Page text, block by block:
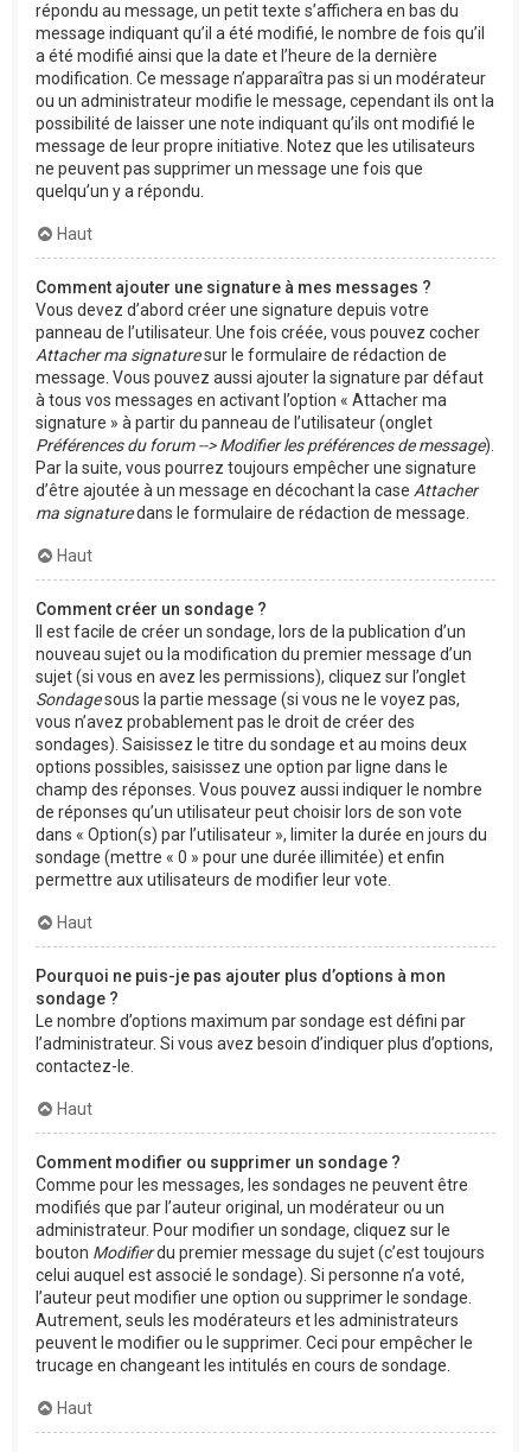
répondu au message, un petit texte s’affichera en bas du
message indiquant qu’il a été modifié, le nombre de fois qu’il
a été modifié ainsi que la date et l’heure de la dernière
modification. Ce message n’apparaîtra pas si un modérateur
ou un administrateur modifie le message, cependant ils ont la
possibilité de laisser une note indiquant qu’ils ont modifié le
message de leur propre initiative. Notez que les utilisateurs
ne peuvent pas supprimer un message une fois que
quelqu’un y a répondu.
Haut
Comment ajouter une signature à mes messages ?
Vous devez d’abord créer une signature depuis votre
panneau de l’utilisateur. Une fois créée, vous pouvez cocher
Attacher ma signaturesur le formulaire de rédaction de
message. Vous pouvez aussi ajouter la signature par défaut
à tous vos messages en activant l’option « Attacher ma
signature » à partir du panneau de l’utilisateur (onglet
Préférences du forum --> Modifier les préférences de message).
Par la suite, vous pourrez toujours empêcher une signature
d’être ajoutée à un message en décochant la case Attacher
ma signaturedans le formulaire de rédaction de message.
Haut
Comment créer un sondage ?
Il est facile de créer un sondage, lors de la publication d’un
nouveau sujet ou la modification du premier message d’un
sujet (si vous en avez les permissions), cliquez sur l’onglet
Sondagesous la partie message (si vous ne le voyez pas,
vous n’avez probablement pas le droit de créer des
sondages). Saisissez le titre du sondage et au moins deux
options possibles, saisissez une option par ligne dans le
champ des réponses. Vous pouvez aussi indiquer le nombre
de réponses qu’un utilisateur peut choisir lors de son vote
dans « Option(s) par l’utilisateur », limiter la durée en jours du
sondage (mettre « 0 » pour une durée illimitée) et enfin
permettre aux utilisateurs de modifier leur vote.
Haut
Pourquoi ne puis-je pas ajouter plus d’options à mon
sondage ?
Le nombre d’options maximum par sondage est défini par
l’administrateur. Si vous avez besoin d’indiquer plus d’options,
contactez-le.
Haut
Comment modifier ou supprimer un sondage ?
Comme pour les messages, les sondages ne peuvent être
modifiés que par l’auteur original, un modérateur ou un
administrateur. Pour modifier un sondage, cliquez sur le
bouton Modifierdu premier message du sujet (c’est toujours
celui auquel est associé le sondage). Si personne n’a voté,
l’auteur peut modifier une option ou supprimer le sondage.
Autrement, seuls les modérateurs et les administrateurs
peuvent le modifier ou le supprimer. Ceci pour empêcher le
trucage en changeant les intitulés en cours de sondage.
Haut